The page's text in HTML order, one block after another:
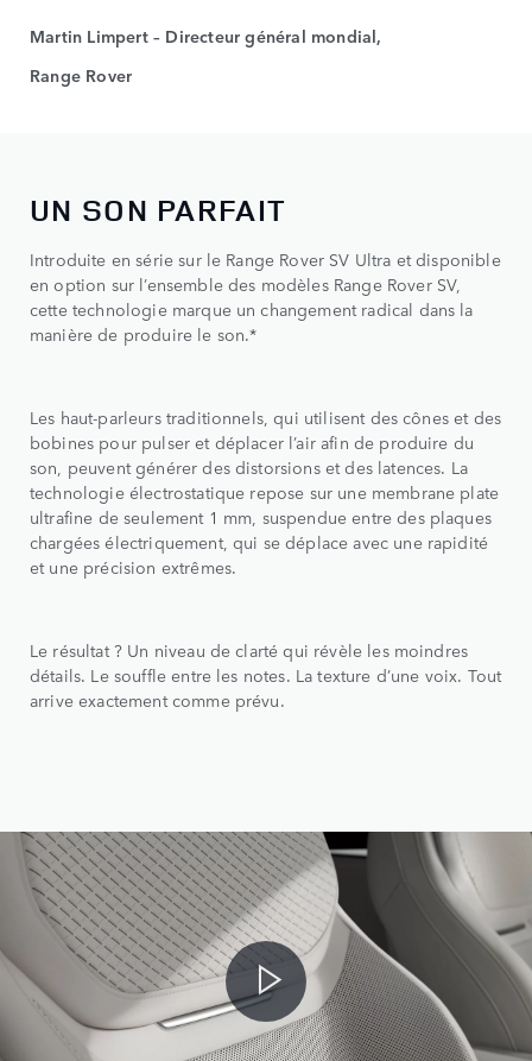
Martin Limpert – Directeur général mondial,
Range Rover
UN SON PARFAIT
Introduite en série sur le Range Rover SV Ultra et disponible
en option sur l’ensemble des modèles Range Rover SV,
cette technologie marque un changement radical dans la
manière de produire le son.*
Les haut-parleurs traditionnels, qui utilisent des cônes et des
bobines pour pulser et déplacer l’air afin de produire du
son, peuvent générer des distorsions et des latences. La
technologie électrostatique repose sur une membrane plate
ultrafine de seulement 1 mm, suspendue entre des plaques
chargées électriquement, qui se déplace avec une rapidité
et une précision extrêmes.
Le résultat ? Un niveau de clarté qui révèle les moindres
détails. Le souffle entre les notes. La texture d’une voix. Tout
arrive exactement comme prévu.